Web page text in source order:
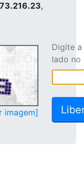
,
imagem]
Digite
lado no